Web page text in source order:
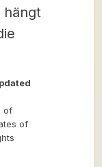
hängt
of
of